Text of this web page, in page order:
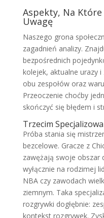
Aspekty, Na
Uwagę
Naszego grona
zagadnień analizy.
bezpośrednich
kolejek, aktualne urazy
obu zespołów oraz
Przeoczenie choćby
skończyć się błędem i
Trzecim
Próba stania się
bezcelowe. Gracze z
zawężają swoje obszar
wyłącznie na rodzimej
NBA czy zawodach
ziemnym. Taka
rozgrywki dogłębnie:
kontekst rozgrywek.